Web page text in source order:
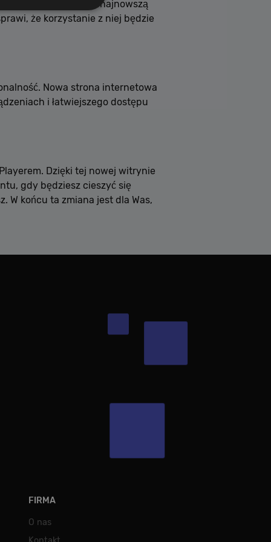
czy chcesz pobrać najnowszą
że korzystanie z niej będzie
Nowa strona internetowa
i łatwiejszego dostępu
Dzięki tej nowej witrynie
gdy będziesz cieszyć się
W końcu ta zmiana jest dla Was,
FIRMA
O nas
Opis